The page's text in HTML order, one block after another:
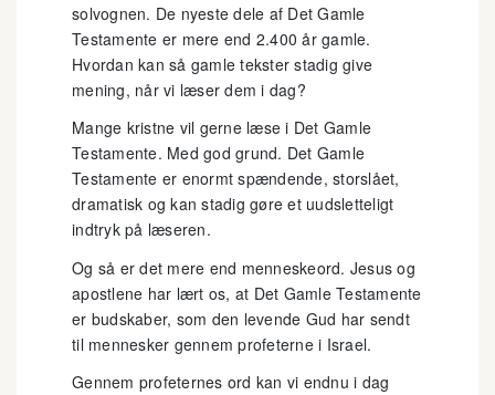
solvognen. De nyeste dele af Det Gamle
Testamente er mere end 2.400 år gamle.
Hvordan kan så gamle tekster stadig give
mening, når vi læser dem i dag?
Mange kristne vil gerne læse i Det Gamle
Testamente. Med god grund. Det Gamle
Testamente er enormt spændende, storslået,
dramatisk og kan stadig gøre et uudsletteligt
indtryk på læseren.
Og så er det mere end menneskeord. Jesus og
apostlene har lært os, at Det Gamle Testamente
er budskaber, som den levende Gud har sendt
til mennesker gennem profeterne i Israel.
Gennem profeternes ord kan vi endnu i dag